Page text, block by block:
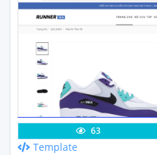
Lưu code
63
Template